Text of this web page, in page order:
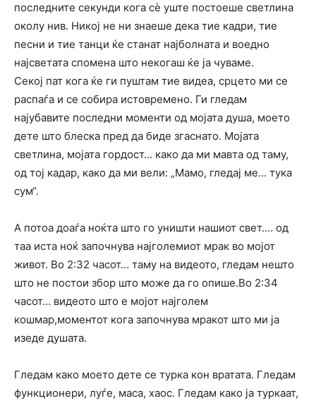
последните секунди кога сè уште постоеше светлина
околу нив. Никој не ни знаеше дека тие кадри, тие
песни и тие танци ќе станат најболната и воедно
најсветата спомена што некогаш ќе ја чуваме.
Секој пат кога ќе ги пуштам тие видеа, срцето ми се
распаѓа и се собира истовремено. Ги гледам
најубавите последни моменти од мојата душа, моето
дете што блеска пред да биде згаснато. Мојата
светлина, мојата гордост… како да ми мавта од таму,
од тој кадар, како да ми вели: „Мамо, гледај ме… тука
сум“.
А потоа доаѓа ноќта што го уништи нашиот свет.… од
таа иста ноќ започнува најголемиот мрак во мојот
живот. Во 2:32 часот… таму на видеото, гледам нешто
што не постои збор што може да го опише.Во 2:34
часот… видеото што е мојот најголем
кошмар,моментот кога започнува мракот што ми ја
изеде душата.
Гледам како моето дете се турка кон вратата. Гледам
функционери, луѓе, маса, хаос. Гледам како ја туркаат,